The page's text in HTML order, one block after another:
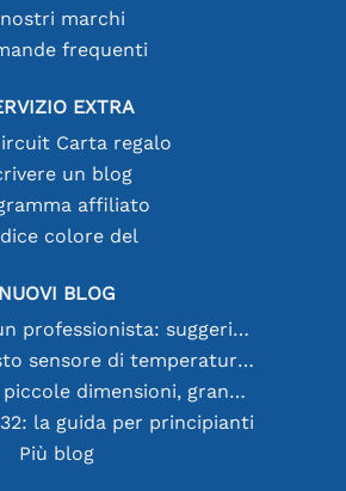
marchi
frequenti
EXTRA
Carta regalo
un blog
affiliato
colore del
NUOVI BLOG
Saldare come un professionista: suggerimenti per connessioni elettroniche perfette
Scegliere il giusto sensore di temperatura [youtube]
Batterie 18650: piccole dimensioni, grandi prestazioni
la guida per principianti
Più blog